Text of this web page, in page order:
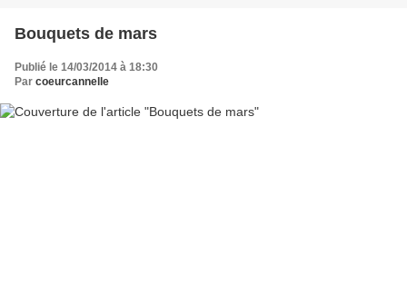
Bouquets de mars
Publié le 14/03/2014 à 18:30
Par coeurcannelle